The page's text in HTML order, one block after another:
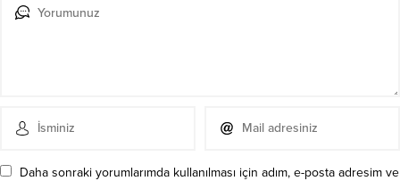
Daha sonraki yorumlarımda kullanılması için adım, e-posta adresim ve